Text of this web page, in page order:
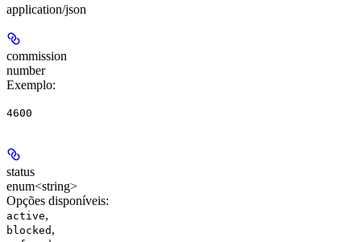
application/json
commission
number
Exemplo:
4600
status
enum<string>
Opções disponíveis:
active,
blocked ,